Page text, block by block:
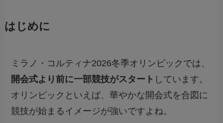
はじめに
ミラノ・コルティナ2026冬季オリンピックでは、
開会式より前に一部競技がスタート しています。
オリンピックといえば、華やかな開会式を合図に
競技が始まるイメージが強いですよね。